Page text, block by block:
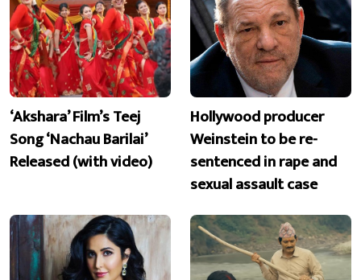
‘Akshara’ Film’s Teej
Song ‘Nachau Barilai’
Released (with video)
Hollywood producer
Weinstein to be re-
sentenced in rape and
sexual assault case